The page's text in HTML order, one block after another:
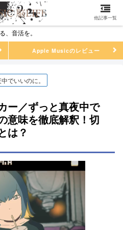
、音活を。
Apple Musicのレビュー
でいいのに。
ー／ずっと真夜中で
意味を徹底解釈！切
は？
他記事一覧